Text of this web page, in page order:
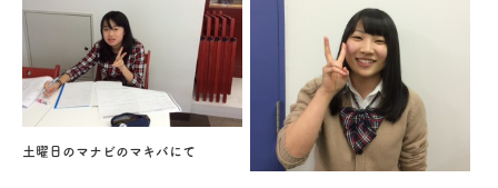
土曜日のマナビのマキバにて